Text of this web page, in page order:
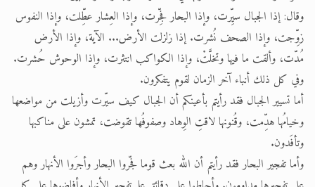
وقال: إذا الجبال سيِّرت، وإذا البحار فجِّرت، وإذا العِشار عطِّلت، وإذا النفوس
زوِّجت، وإذا الصحف نُشرت. إذا زلزلت الأرض... الآية، وإذا الأرض
مُدّت، وألقت ما فيها وتخلَّتْ، وإذا الكواكب انتثرت، وإذا الوحوش حُشرت.
وفي كل ذلك أنباء آخر الزمان لقوم يتفكرون.
أما تسيير الجبال فقد رأيتم بأعينكم أن الجبال كيف سيّرت وأزيلت من مواضعها
وخيامُها هدِّمت، وقُنونها لاقتِ الوِهاد وصفوفُها تقوضت، تمشون على مناكبها
وتأفَدون.
وأما تفجير البحار فقد رأيتم أن الله بعث قوما فجّروا البحار وأجرَوا الأنهار وهم